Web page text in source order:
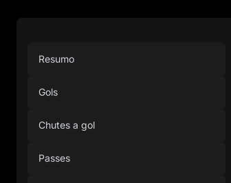
Resumo
Gols
Chutes a gol
Passes